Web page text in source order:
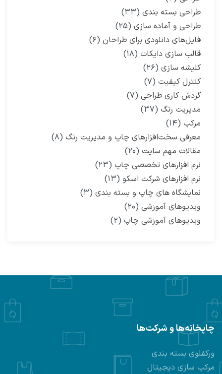
طراحی بسته بندی (۳۳)
طراحی و آماده سازی (۲۵)
فایل‌های دانلودی برای طراحان (۶)
قالب سازی دایکات (۱۸)
کلیشه سازی (۲۶)
کنترل کیفیت (۷)
گردش کاری طراحی (۷)
مدیریت رنگ (۳۷)
مرکب (۱۴)
معرفی سخت‌افزارهای چاپ و مدیریت رنگ (۸)
مقالات مهم سایت (۲۰)
نرم افزارهای تخصصی چاپ (۲۳)
نرم افزارهای شرکت اسکو (۱۳)
نمایشگاه‌ های چاپ و بسته بندی (۳)
ویدیوهای آموزشی (۲۰)
ویدیوهای آموزشی چاپ (۲)
چاپخانه‌ها و شرکت‌ها
ورکفلوی بسته بندی
مرکب سازی دیجیتال